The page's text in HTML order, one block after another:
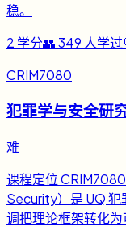
稳。
2 学分👥349 人学过
CRIM7080
犯罪学与安全研
难
课程定位
Security）是 UQ 犯
调把理论框架转化